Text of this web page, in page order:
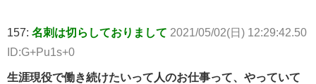
157: 名刺は切らしておりまして 2021/05/02(日) 12:29:42.50
ID:G+Pu1s+0
生涯現役で働き続けたいって人のお仕事って、やっていて